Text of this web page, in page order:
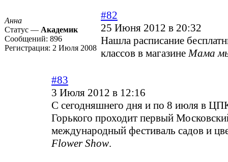
Анна
Статус — Академик
Сообщений: 896
Регистрация: 2 Июля 2008
#82
25 Июня 2012 в 20:32
Нашла расписание
классов в магазинеМама
#83
3 Июля 2012 в 12:16
C сегодняшнего дня и по 8 июля в
Горького проходит первый
международный фестиваль садов и
Flower Show.